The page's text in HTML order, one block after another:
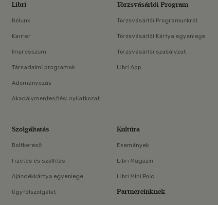
Libri
Rólunk
Karrier
Impresszum
Társadalmi programok
Adományozás
Akadálymentesítési nyilatkozat
Törzsvásárlói Program
Törzsvásárlói Programunkról
Törzsvásárlói Kártya egyenlege
Törzsvásárlói szabályzat
Libri App
Szolgáltatás
Boltkereső
Fizetés és szállítás
Ajándékkártya egyenlege
Ügyfélszolgálat
Kultúra
Események
Libri Magazin
Libri Mini Polc
Partnereinknek